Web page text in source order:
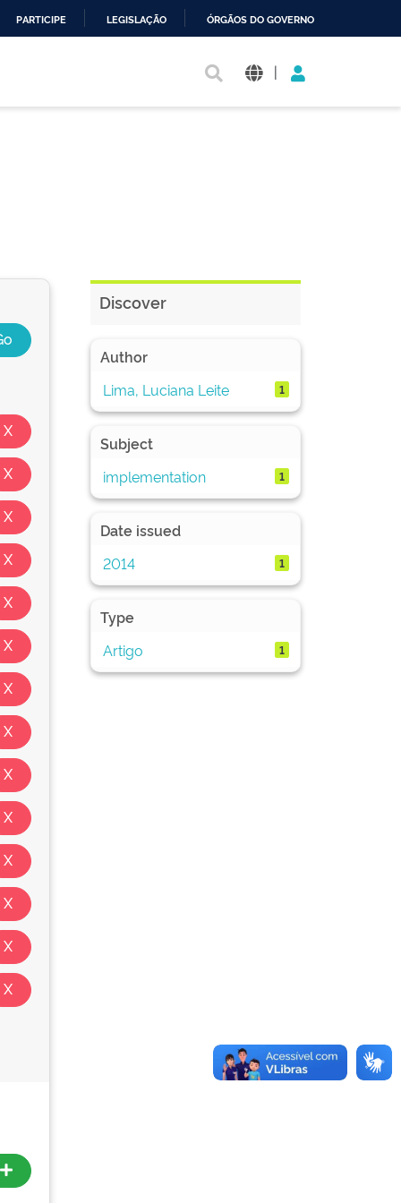
PARTICIPE LEGISLAÇÃO ÓRGÃOS DO GOVERNO
|
Discover
Author
Lima, Luciana Leite
1
Subject
implementation
1
Date issued
2014
1
Type
Artigo
1